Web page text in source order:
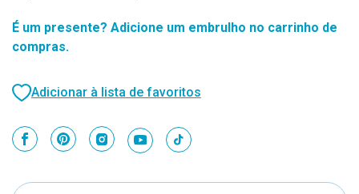
É um presente? Adicione um embrulho no carrinho de
compras.
Adicionar à lista de favoritos